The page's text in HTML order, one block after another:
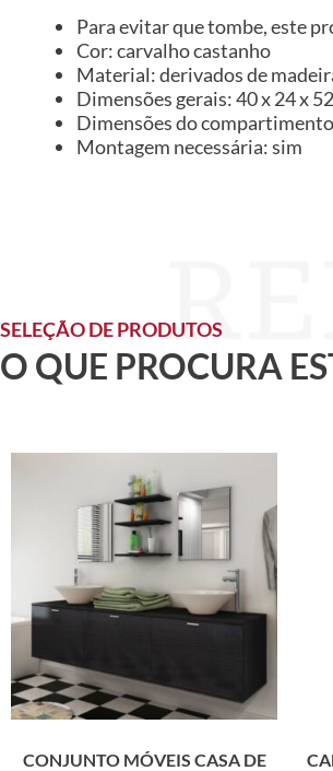
Para evitar que tombe, este
Cor: carvalho castanho
Material: derivados de
Dimensões gerais: 40 x 24 x
Dimensões do compartimento
Montagem necessária: sim
SELEÇÃO DE PRODUTOS
O QUE PROCURA
CONJUNTO MÓVEIS CASA DE